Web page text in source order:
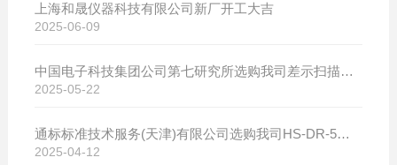
上海和晟仪器科技有限公司新厂开工大吉
2025-06-09
中国电子科技集团公司第七研究所选购我司差示扫描量热仪
2025-05-22
通标标准技术服务(天津)有限公司选购我司HS-DR-5导热系数测试仪
2025-04-12